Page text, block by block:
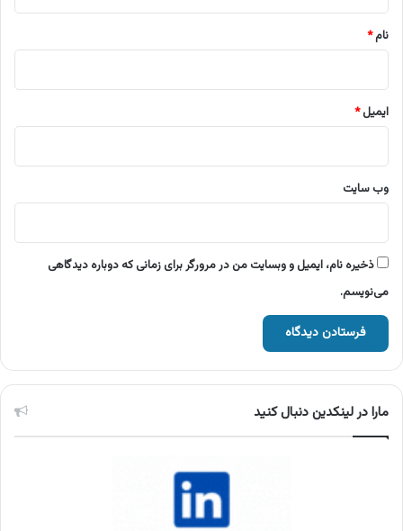
نام*
ایمیل*
وب‌ سایت
ذخیره نام، ایمیل و وبسایت من در مرورگر برای زمانی که دوباره دیدگاهی
می‌نویسم.
مارا در لینکدین دنبال کنید